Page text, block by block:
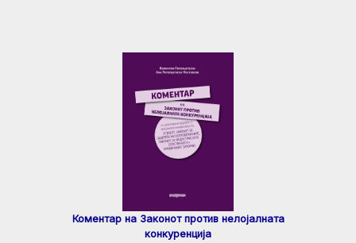
Коментар на Законот против нелојалната
конкуренција